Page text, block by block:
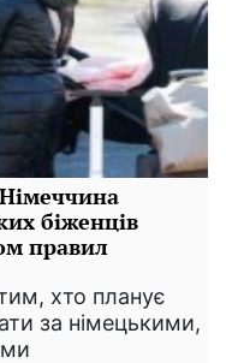
біженців
правил
хто планує
за німецькими,